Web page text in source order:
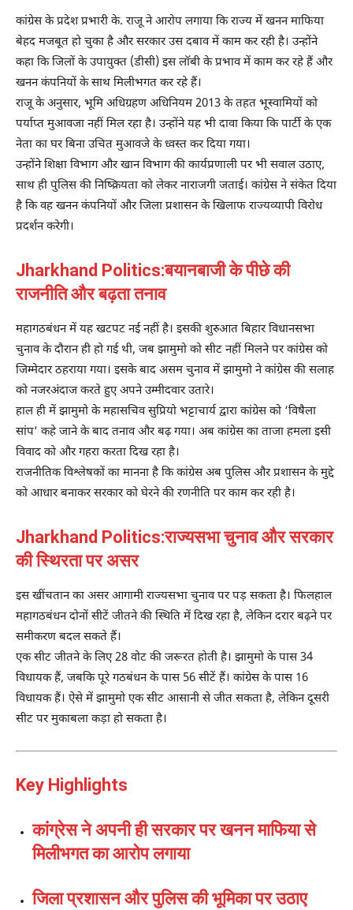
कांग्रेस के प्रदेश प्रभारी के. राजू ने आरोप लगाया कि राज्य में खनन माफिया
बेहद मजबूत हो चुका है और सरकार उस दबाव में काम कर रही है। उन्होंने
कहा कि जिलों के उपायुक्त (डीसी) इस लॉबी के प्रभाव में काम कर रहे हैं और
खनन कंपनियों के साथ मिलीभगत कर रहे हैं।
राजू के अनुसार, भूमि अधिग्रहण अधिनियम 2013 के तहत भूस्वामियों को
पर्याप्त मुआवजा नहीं मिल रहा है। उन्होंने यह भी दावा किया कि पार्टी के एक
नेता का घर बिना उचित मुआवजे के ध्वस्त कर दिया गया।
उन्होंने शिक्षा विभाग और खान विभाग की कार्यप्रणाली पर भी सवाल उठाए,
साथ ही पुलिस की निष्क्रियता को लेकर नाराजगी जताई। कांग्रेस ने संकेत दिया
है कि वह खनन कंपनियों और जिला प्रशासन के खिलाफ राज्यव्यापी विरोध
प्रदर्शन करेगी।
Jharkhand Politics:बयानबाजी के पीछे की
राजनीति और बढ़ता तनाव
महागठबंधन में यह खटपट नई नहीं है। इसकी शुरुआत बिहार विधानसभा
चुनाव के दौरान ही हो गई थी, जब झामुमो को सीट नहीं मिलने पर कांग्रेस को
जिम्मेदार ठहराया गया। इसके बाद असम चुनाव में झामुमो ने कांग्रेस की सलाह
को नजरअंदाज करते हुए अपने उम्मीदवार उतारे।
हाल ही में झामुमो के महासचिव सुप्रियो भट्टाचार्य द्वारा कांग्रेस को ‘विषैला
सांप’ कहे जाने के बाद तनाव और बढ़ गया। अब कांग्रेस का ताजा हमला इसी
विवाद को और गहरा करता दिख रहा है।
राजनीतिक विश्लेषकों का मानना है कि कांग्रेस अब पुलिस और प्रशासन के मुद्दे
को आधार बनाकर सरकार को घेरने की रणनीति पर काम कर रही है।
Jharkhand Politics:राज्यसभा चुनाव और सरकार
की स्थिरता पर असर
इस खींचतान का असर आगामी राज्यसभा चुनाव पर पड़ सकता है। फिलहाल
महागठबंधन दोनों सीटें जीतने की स्थिति में दिख रहा है, लेकिन दरार बढ़ने पर
समीकरण बदल सकते हैं।
एक सीट जीतने के लिए 28 वोट की जरूरत होती है। झामुमो के पास 34
विधायक हैं, जबकि पूरे गठबंधन के पास 56 सीटें हैं। कांग्रेस के पास 16
विधायक हैं। ऐसे में झामुमो एक सीट आसानी से जीत सकता है, लेकिन दूसरी
सीट पर मुकाबला कड़ा हो सकता है।
Key Highlights
कांग्रेस ने अपनी ही सरकार पर खनन माफिया से
मिलीभगत का आरोप लगाया
जिला प्रशासन और पुलिस की भूमिका पर उठाए